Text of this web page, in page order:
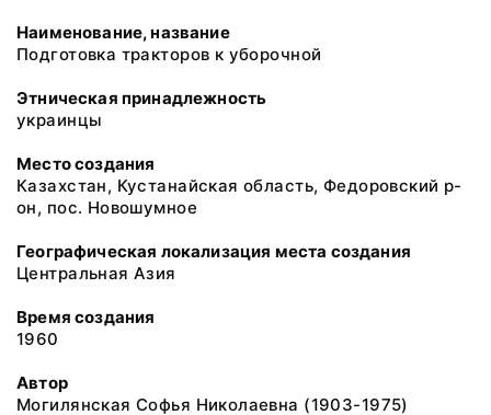
Наименование, название
Подготовка тракторов к уборочной
Этническая принадлежность
украинцы
Место создания
Казахстан, Кустанайская область, Федоровский р-
он, пос. Новошумное
Географическая локализация места создания
Центральная Азия
Время создания
1960
Автор
Могилянская Софья Николаевна (1903-1975)